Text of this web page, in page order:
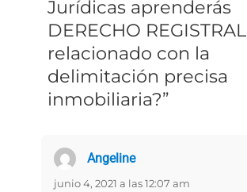
Jurídicas aprenderás
DERECHO REGISTRAL
relacionado con la
delimitación precisa
inmobiliaria?”
Angelinedice:
junio 4, 2021 a las 12:07 am